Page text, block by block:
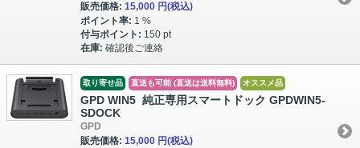
販売価格: 15,000 円(税込)
ポイント率: 1 %
付与ポイント: 150 pt
在庫: 確認後ご連絡
取り寄せ品 直送も可能 (直送は送料無料) オススメ品
GPD WIN5 純正専用スマートドック GPDWIN5-
SDOCK
GPD
販売価格: 15,000 円(税込)